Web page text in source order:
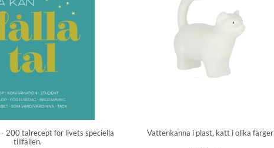
200 talrecept för livets speciella
tillfällen.
Vattenkanna i plast, katt i olika färger